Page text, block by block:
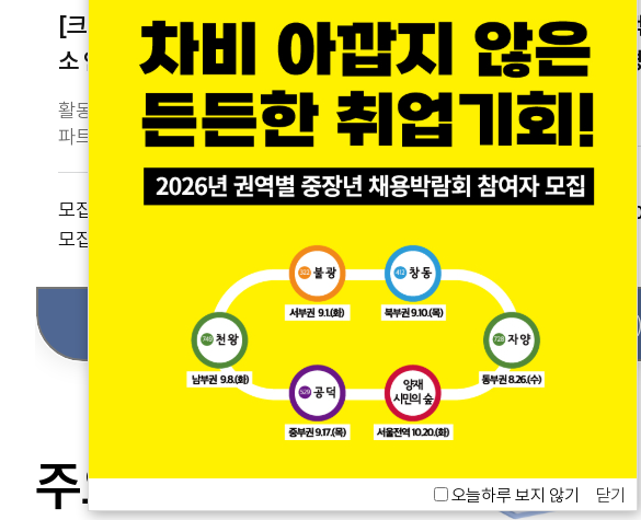
[크린리더 소속] 아파트 시설 청
소 인력 구합니다. (일 3시간/ 주
3회)
활동비 : 시급 15,000 원
파트타임
경력무관
모집인원 : 1명
모집기간 :
신청 · 접수하기(D-23)
서초택시 [카카오T 블루
사님 모집 - 정규직 신입/
정규직 경력무관
모집인원 : 20명
모집기간 :2026-08-04-2026-
신청 · 접수하기 (D-23)
주요 서비스 바로가기오늘하루 보지 않기 닫기